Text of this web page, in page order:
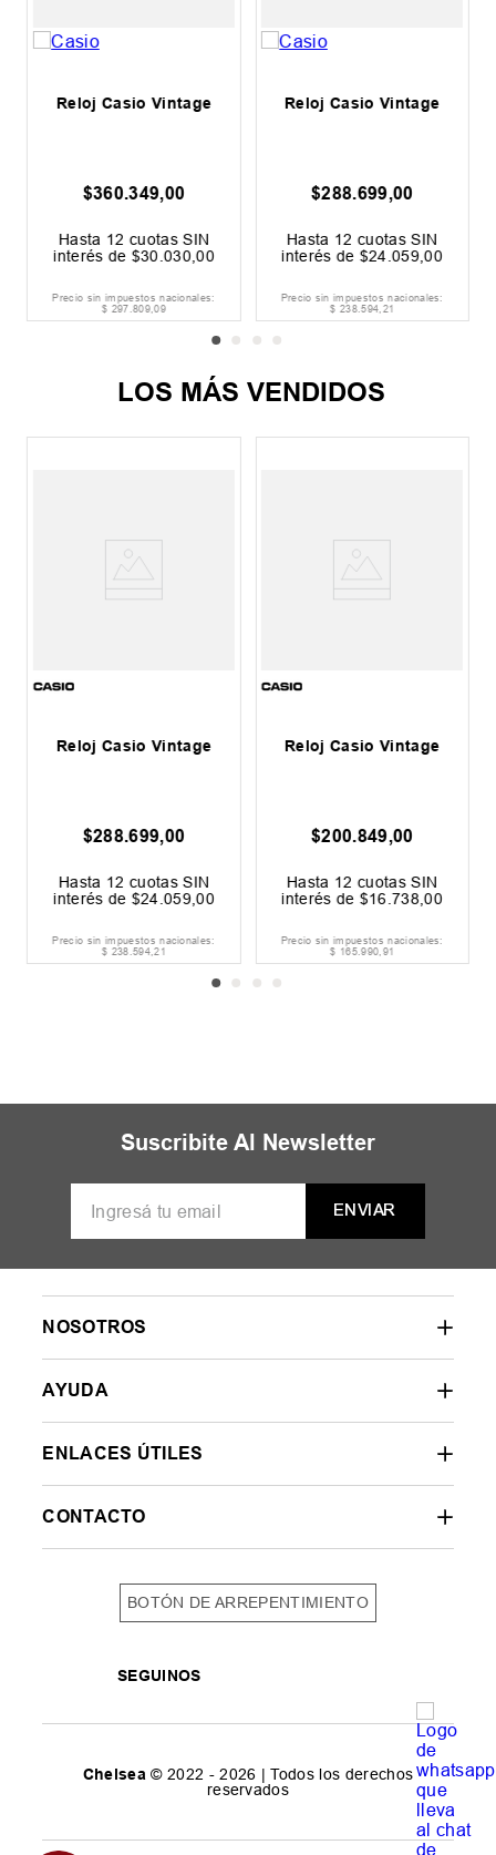
Reloj Casio Vintage
$360.349,00
Hasta 12 cuotas SIN
interés de $30.030,00
Precio sin impuestos nacionales:
$ 297.809,09
Reloj Casio Vintage
$288.699,00
Hasta 12 cuotas SIN
interés de $24.059,00
Precio sin impuestos nacionales:
$ 238.594,21
LOS MÁS VENDIDOS
Reloj Casio Vintage
$288.699,00
Hasta 12 cuotas SIN
interés de $24 059,00
Precio sin impuestos nacionales:
$ 238.594,21
Reloj Casio Vintage
$200.849,00
Hasta 12 cuotas SIN
interés de $16 738 ,00
Precio sin impuestos nacionales:
$ 165.990,91
Suscribite Al Newsletter
ENVIAR
NOSOTROS
AYUDA
ENLACES ÚTILES
CONTACTO
BOTÓN DE ARREPENTIMIENTO
SEGUINOS
Chelsea © 2022 - 2026 | Todos los derechos
reservados